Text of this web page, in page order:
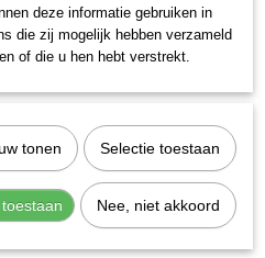
deze informatie gebruiken in
die zij mogelijk hebben verzameld
of die u hen hebt verstrekt.
tonen Selectie toestaan
Nee, niet akkoord